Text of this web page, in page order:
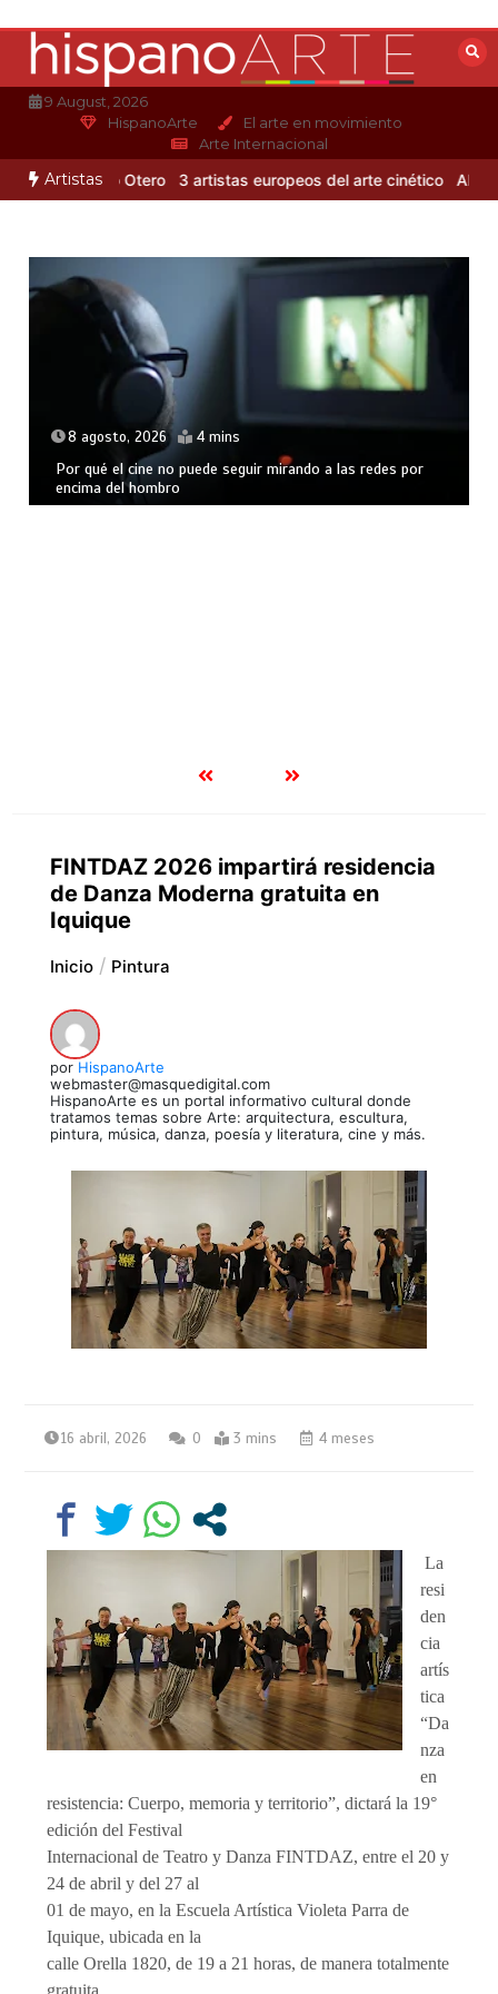
contenido
9 August, 2026
HispanoArte
El arte en movimiento
Arte Internacional
Artistas
de Alejandro Otero 3 artistas europeos del arte cinético Albert
8 agosto, 2026 4 mins
Por qué el cine no puede seguir mirando a las redes por
encima del hombro
FINTDAZ 2026 impartirá residencia
de Danza Moderna gratuita en
Iquique
Inicio Pintura
por HispanoArte
webmaster@masquedigital.com
HispanoArte es un portal informativo cultural donde
tratamos temas sobre Arte: arquitectura, escultura,
pintura, música, danza, poesía y literatura, cine y más.
16 abril, 2026 0 3 mins 4 meses
La
resi
den
cia
artís
tica
“Da
nza
en
resistencia: Cuerpo, memoria y territorio”, dictará la 19°
edición del Festival
Internacional de Teatro y Danza FINTDAZ, entre el 20 y
24 de abril y del 27 al
01 de mayo, en la Escuela Artística Violeta Parra de
Iquique, ubicada en la
calle Orella 1820, de 19 a 21 horas, de manera totalmente
gratuita,